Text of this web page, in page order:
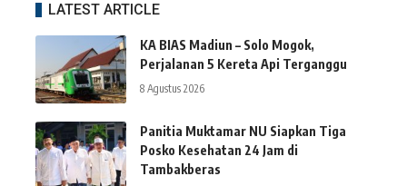
LATEST ARTICLE
KA BIAS Madiun – Solo Mogok,
Perjalanan 5 Kereta Api Terganggu
8 Agustus 2026
Panitia Muktamar NU Siapkan Tiga
Posko Kesehatan 24 Jam di
Tambakberas